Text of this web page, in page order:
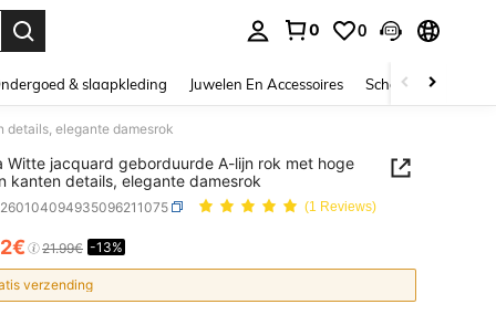
0 0
& slaapkleding Juwelen En Accessoires Schoonheid &
details, elegante damesrok
Witte jacquard geborduurde A-lijn rok met hoge
kanten details, elegante damesrok
(1 Reviews)
AND AVAILABILITY
21.99€ -13%
verzending